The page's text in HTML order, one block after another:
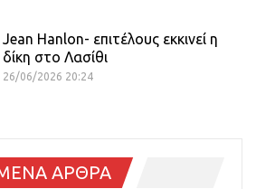
Jean Hanlon- επιτέλους εκκινεί η
δίκη στο Λασίθι
26/06/2026 20:24
ΑΡΘΡΑ